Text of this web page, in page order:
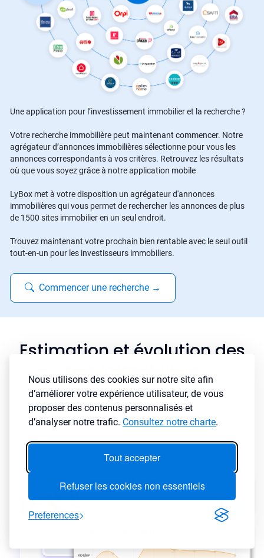
Nous utilisons des cookies sur notre site afin
d’améliorer votre expérience utilisateur, de vous
proposer des contenus personnalisés et
d’analyser notre trafic. Consultez notre charte.
Tout accepter
Refuser les cookies non essentiels
Preferences
Une application pour l’investissement immobilier et la recherche ?
Votre recherche immobilière peut maintenant commencer. Notre
agrégateur d’annonces immobilières sélectionne pour vous les
annonces correspondants à vos critères. Retrouvez les résultats
où que vous soyez grâce à notre application mobile
LyBox met à votre disposition un agrégateur d'annonces
immobilières qui vous permet de rechercher les annonces de plus
de 1500 sites immobilier en un seul endroit.
Trouvez maintenant votre prochain bien rentable avec le seul outil
tout-en-un pour les investisseurs immobiliers.
Commencer une recherche →
Estimation et évolution des
prix immobiliers